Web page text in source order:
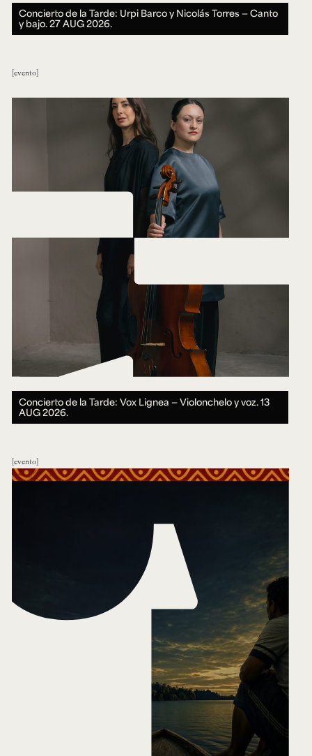
Concierto de la Tarde: Urpi Barco y Nicolás Torres — Canto
y bajo.27 AUG 2026.
evento
Concierto de la Tarde: Vox Lignea — Violonchelo y voz.13
AUG 2026.
evento